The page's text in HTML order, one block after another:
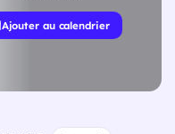
Ajouter au calendrier